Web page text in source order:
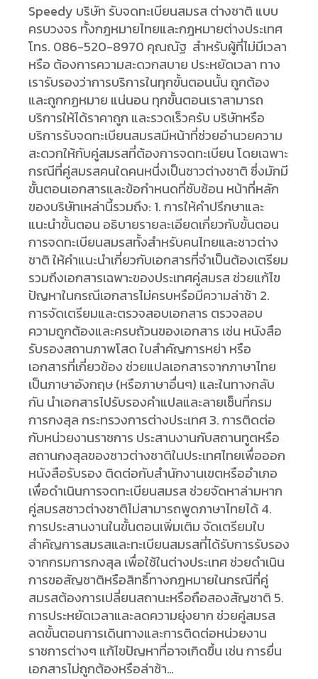
Speedy บริษัท รับจดทะเบียนสมรส ต่างชาติ แบบ
ครบวงจร ทั้งกฎหมายไทยและกฎหมายต่างประเทศ
โทร. 086-520-8970 คุณณัฐ สำหรับผู้ที่ไม่มีเวลา
หรือ ต้องการความสะดวกสบาย ประหยัดเวลา ทาง
เรารับรองว่าการบริการในทุกขั้นตอนนั้น ถูกต้อง
และถูกกฏหมาย แน่นอน ทุกขั้นตอนเราสามารถ
บริการให้ได้ราคาถูก และรวดเร็วครับ บริษัทหรือ
บริการรับจดทะเบียนสมรสมีหน้าที่ช่วยอำนวยความ
สะดวกให้กับคู่สมรสที่ต้องการจดทะเบียน โดยเฉพาะ
กรณีที่คู่สมรสคนใดคนหนึ่งเป็นชาวต่างชาติ ซึ่งมักมี
ขั้นตอนเอกสารและข้อกำหนดที่ซับซ้อน หน้าที่หลัก
ของบริษัทเหล่านี้รวมถึง: 1. การให้คำปรึกษาและ
แนะนำขั้นตอน อธิบายรายละเอียดเกี่ยวกับขั้นตอน
การจดทะเบียนสมรสทั้งสำหรับคนไทยและชาวต่าง
ชาติ ให้คำแนะนำเกี่ยวกับเอกสารที่จำเป็นต้องเตรียม
รวมถึงเอกสารเฉพาะของประเทศคู่สมรส ช่วยแก้ไข
ปัญหาในกรณีเอกสารไม่ครบหรือมีความล่าช้า 2.
การจัดเตรียมและตรวจสอบเอกสาร ตรวจสอบ
ความถูกต้องและครบถ้วนของเอกสาร เช่น หนังสือ
รับรองสถานภาพโสด ใบสำคัญการหย่า หรือ
เอกสารที่เกี่ยวข้อง ช่วยแปลเอกสารจากภาษาไทย
เป็นภาษาอังกฤษ (หรือภาษาอื่นๆ) และในทางกลับ
กัน นำเอกสารไปรับรองคำแปลและลายเซ็นที่กรม
การกงสุล กระทรวงการต่างประเทศ 3. การติดต่อ
กับหน่วยงานราชการ ประสานงานกับสถานทูตหรือ
สถานกงสุลของชาวต่างชาติในประเทศไทยเพื่อออก
หนังสือรับรอง ติดต่อกับสำนักงานเขตหรืออำเภอ
เพื่อดำเนินการจดทะเบียนสมรส ช่วยจัดหาล่ามหาก
คู่สมรสชาวต่างชาติไม่สามารถพูดภาษาไทยได้ 4.
การประสานงานในขั้นตอนเพิ่มเติม จัดเตรียมใบ
สำคัญการสมรสและทะเบียนสมรสที่ได้รับการรับรอง
จากกรมการกงสุล เพื่อใช้ในต่างประเทศ ช่วยดำเนิน
การขอสัญชาติหรือสิทธิ์ทางกฎหมายในกรณีที่คู่
สมรสต้องการเปลี่ยนสถานะหรือถือสองสัญชาติ 5.
การประหยัดเวลาและลดความยุ่งยาก ช่วยคู่สมรส
ลดขั้นตอนการเดินทางและการติดต่อหน่วยงาน
ราชการต่างๆ แก้ไขปัญหาที่อาจเกิดขึ้น เช่น การยื่น
เอกสารไม่ถูกต้องหรือล่าช้า…